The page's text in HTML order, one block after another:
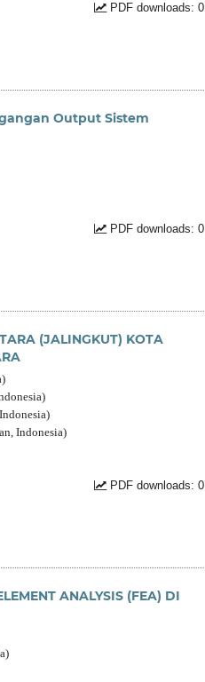
PDF downloads: 0
Output Sistem
PDF downloads: 0
(JALINGKUT) KOTA
Indonesia)
PDF downloads: 0
ANALYSIS (FEA) DI